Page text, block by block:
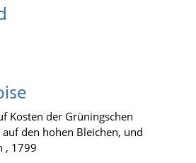
Kosten der Grüningschen
den hohen Bleichen, und
, 1799